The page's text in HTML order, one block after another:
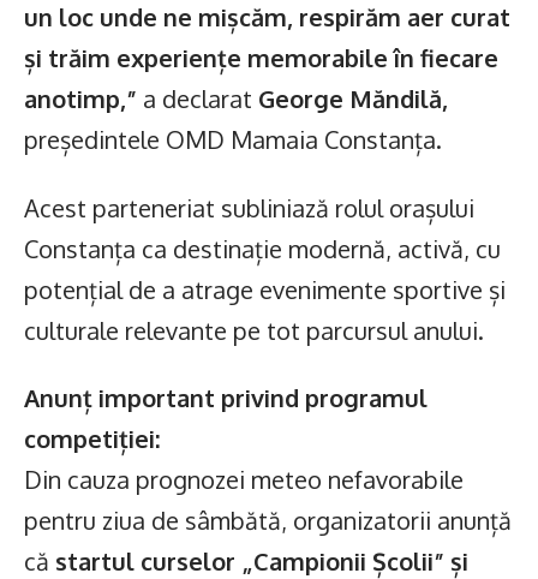
un loc unde ne mișcăm, respirăm aer curat
și trăim experiențe memorabile în fiecare
anotimp,” a declarat George Măndilă,
președintele OMD Mamaia Constanța.
Acest parteneriat subliniază rolul orașului
Constanța ca destinație modernă, activă, cu
potențial de a atrage evenimente sportive și
culturale relevante pe tot parcursul anului.
Anunț important privind programul
competiției:
Din cauza prognozei meteo nefavorabile
pentru ziua de sâmbătă, organizatorii anunță
că startul curselor „Campionii Școlii” și